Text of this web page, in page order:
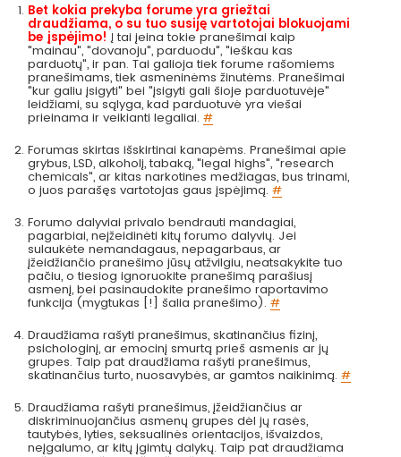
Bet kokia prekyba forume yra griežtai
draudžiama, o su tuo susiję vartotojai blokuojami
be įspėjimo! Į tai įeina tokie pranešimai kaip
"mainau", "dovanoju", parduodu", "ieškau kas
parduotų", ir pan. Tai galioja tiek forume rašomiems
pranešimams, tiek asmeninėms žinutėms. Pranešimai
"kur galiu įsigyti" bei "įsigyti gali šioje parduotuvėje"
leidžiami, su sąlyga, kad parduotuvė yra viešai
prieinama ir veikianti legaliai.#
Forumas skirtas išskirtinai kanapėms. Pranešimai apie
grybus, LSD, alkoholį, tabaką, "legal highs", "research
chemicals", ar kitas narkotines medžiagas, bus trinami,
o juos parašęs vartotojas gaus įspėjimą.#
Forumo dalyviai privalo bendrauti mandagiai,
pagarbiai, neįžeidinėti kitų forumo dalyvių. Jei
sulaukėte nemandagaus, nepagarbaus, ar
įžeidžiančio pranešimo jūsų atžvilgiu, neatsakykite tuo
pačiu, o tiesiog ignoruokite pranešimą parašiusį
asmenį, bei pasinaudokite pranešimo raportavimo
funkcija (mygtukas [!] šalia pranešimo).#
Draudžiama rašyti pranešimus, skatinančius fizinį,
psichologinį, ar emocinį smurtą prieš asmenis ar jų
grupes. Taip pat draudžiama rašyti pranešimus,
skatinančius turto, nuosavybės, ar gamtos naikinimą.#
Draudžiama rašyti pranešimus, įžeidžiančius ar
diskriminuojančius asmenų grupes dėl jų rasės,
tautybės, lyties, seksualinės orientacijos, išvaizdos,
neįgalumo, ar kitų įgimtų dalykų. Taip pat draudžiama